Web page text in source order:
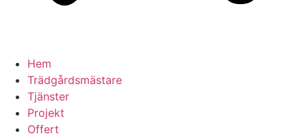
Hem
Trädgårdsmästare
Tjänster
Projekt
Offert